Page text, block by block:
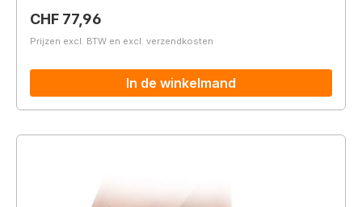
Normale prijs:
CHF 77,96
Prijzen excl. BTW en excl. verzendkosten
In de winkelmand